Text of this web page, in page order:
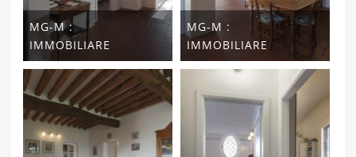
MG-M :
IMMOBILIARE
MG-M :
IMMOBILIARE